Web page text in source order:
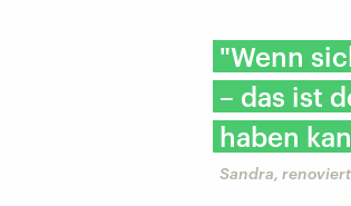
"Wenn
– das ist
haben
Sandra,